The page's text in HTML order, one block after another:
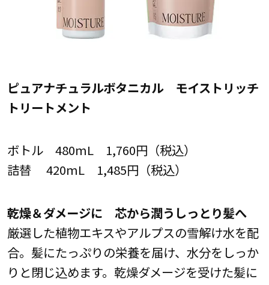
ピュアナチュラルボタニカル モイストリッチ
トリートメント
ボトル 480mL 1,760円（税込）
詰替 420mL 1,485円（税込）
乾燥＆ダメージに 芯から潤うしっとり髪へ
厳選した植物エキスやアルプスの雪解け水を配
合。髪にたっぷりの栄養を届け、水分をしっか
りと閉じ込めます。乾燥ダメージを受けた髪に